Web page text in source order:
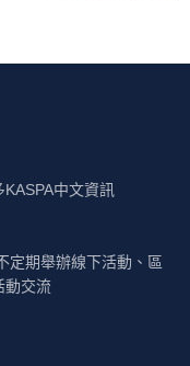
中文資訊
定期舉辦線下活動、區
動交流